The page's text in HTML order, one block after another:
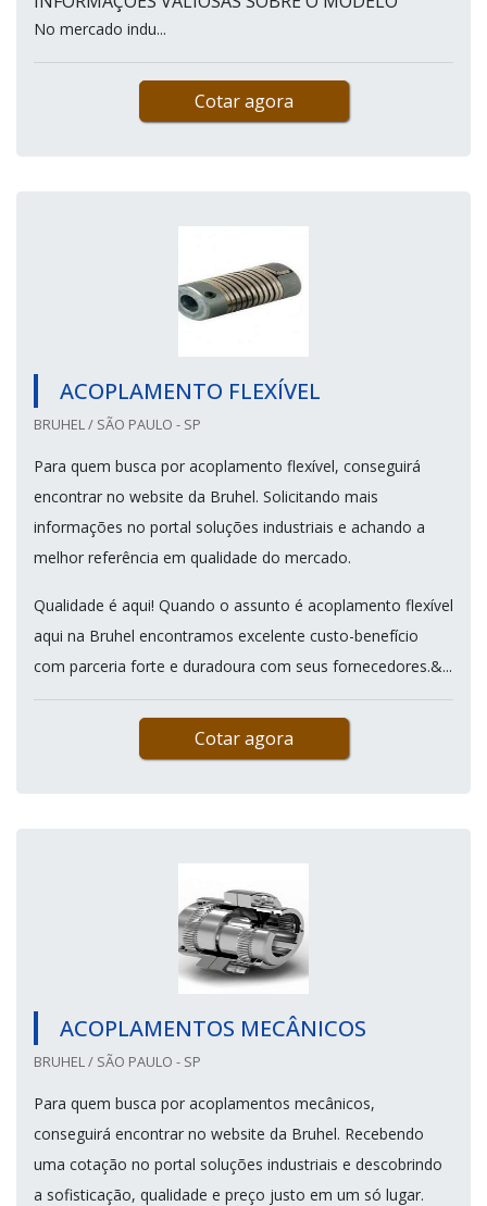
No mercado indu...
Cotar agora
ACOPLAMENTO FLEXÍVEL
BRUHEL / SÃO PAULO - SP
Para quem busca por acoplamento flexível, conseguirá
encontrar no website da Bruhel. Solicitando mais
informações no portal soluções industriais e achando a
melhor referência em qualidade do mercado.
Qualidade é aqui! Quando o assunto é acoplamento flexível
aqui na Bruhel encontramos excelente custo-benefício
com parceria forte e duradoura com seus fornecedores.&...
Cotar agora
ACOPLAMENTOS MECÂNICOS
BRUHEL / SÃO PAULO - SP
Para quem busca por acoplamentos mecânicos,
conseguirá encontrar no website da Bruhel. Recebendo
uma cotação no portal soluções industriais e descobrindo
a sofisticação, qualidade e preço justo em um só lugar.